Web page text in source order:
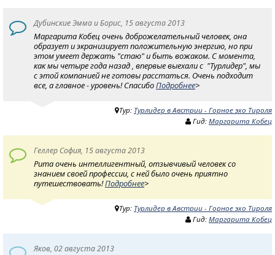
Дубинские Эмма и Борис, 15 августа 2013
Маргарита Кобец очень доброжелательный человек, она
образует и экранизирует положительную энергию, но при
этом умеет держать "стаю" и быть вожаком. С момента,
как мы четыре года назад , впервые выехали с "Турлидер", мы
с этой компанией не готовы расстаться. Очень подходит
все, а главное - уровень! СпасибоПодробнее>
Тур: Турлидер в Австрии - Горное эхо Тироля
Гид: Маргарита Кобец
Геллер София, 15 августа 2013
Рита очень интеллигентный, отзывчивый человек со
знанием своей профессии, с ней было очень приятно
путешествовать!Подробнее>
Тур: Турлидер в Австрии - Горное эхо Тироля
Гид: Маргарита Кобец
Яков, 02 августа 2013